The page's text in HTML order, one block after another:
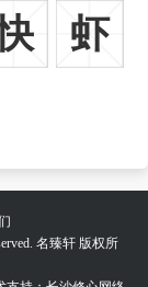
虾
名臻轩 版权所